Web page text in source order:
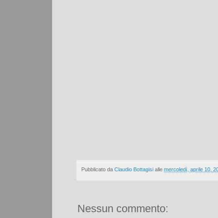
Pubblicato da Claudio Bottagisi alle mercoledì, aprile 10,
Nessun commento: